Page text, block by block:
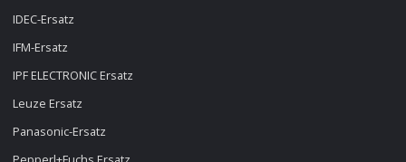
IDEC-Ersatz
IFM-Ersatz
IPF ELECTRONIC Ersatz
Leuze Ersatz
Panasonic-Ersatz